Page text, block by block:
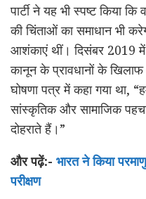
पार्टी ने यह भी स्पष्ट किया कि
की चिंताओं का समाधान भी
आशंकाएं थीं। दिसंबर 2019 में
कानून के प्रावधानों के खिलाफ
घोषणा पत्र में कहा गया था,
सांस्कृतिक और सामाजिक
दोहराते हैं।”
और पढ़ें:- भारत ने किया
परीक्षण